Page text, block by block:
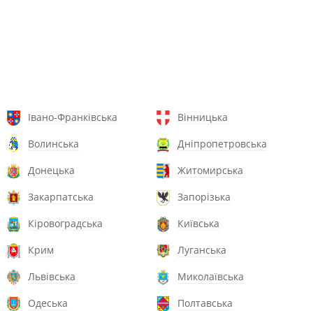
Івано-Франківська
Вінницька
Волинська
Дніпропетровська
Донецька
Житомирська
Закарпатська
Запорізька
Кіровоградська
Київська
Крим
Луганська
Львівська
Миколаївська
Одеська
Полтавська